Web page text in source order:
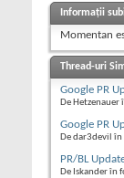
Informații
Momentan
Thread-uri
Google PR
De
Google PR
De dar3devil
PR/BL
De Iskander în